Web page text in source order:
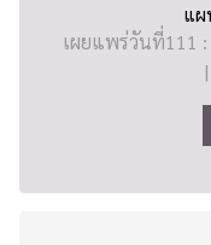
แผ
เผยแพร่วันที่111 :